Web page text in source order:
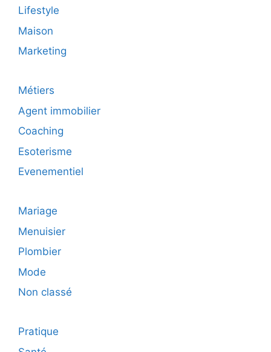
Lifestyle
Maison
Marketing
Métiers
Agent immobilier
Coaching
Esoterisme
Evenementiel
Mariage
Menuisier
Plombier
Mode
Non classé
Pratique